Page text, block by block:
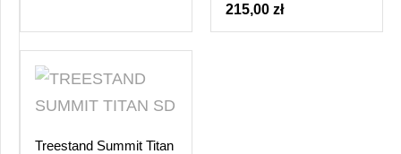
215,00 zł
Treestand Summit Titan